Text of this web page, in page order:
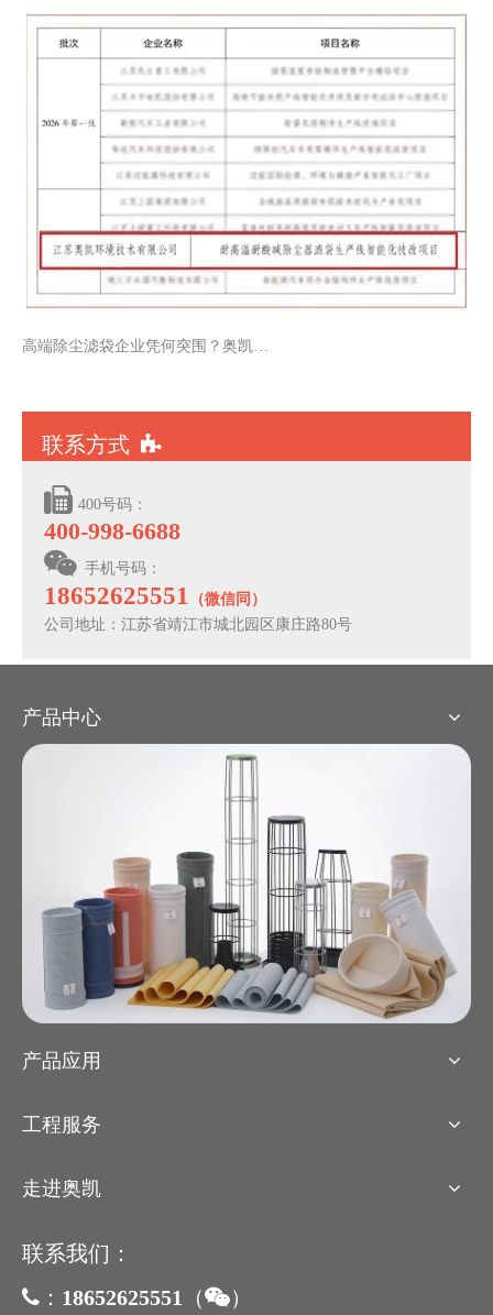
联系方式 
 400号码：
400-998-6688
 手机号码：
18652625551
（微信同）
公司地址：江苏省靖江市城北园区康庄路80号
产品中心
产品应用
工程服务
走进奥凯
联系我们：
 ： 18652625551 （）